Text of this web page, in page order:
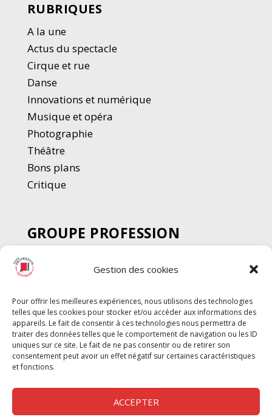
Gestion des cookies
Pour offrir les meilleures expériences, nous utilisons des technologies
telles que les cookies pour stocker et/ou accéder aux informations des
appareils. Le fait de consentir à ces technologies nous permettra de
traiter des données telles que le comportement de navigation ou les ID
uniques sur ce site. Le fait de ne pas consentir ou de retirer son
consentement peut avoir un effet négatif sur certaines caractéristiques
et fonctions.
ACCEPTER
RUBRIQUES
A la une
Actus du spectacle
Cirque et rue
Danse
Innovations et numérique
Musique et opéra
Photographie
Théâtre
Bons plans
Critique
GROUPE PROFESSION
SPECTACLE
Chèque Intermittents
Chèque Compta
Chèque Emploi Spectacle
G-Pods
Profession Audio-visuel